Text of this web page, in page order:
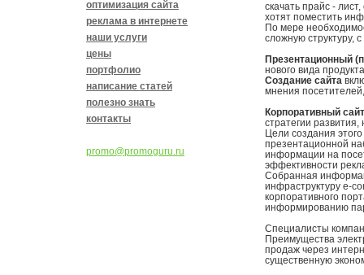
оптимизация сайта
реклама в интернете
наши услуги
цены
портфолио
написание статей
полезно знать
контакты
promo@promoguru.ru
скачать прайс -
хотят поместить
По мере
сложную структуру,
Презентационный
нового вида
Создание сайта
мнения
Корпоративный сайт
стратегии
Цели создания
презентационной
информации на
эффективности
Собранная
инфраструктуру e-
корпоративного
информированию
Специалисты
Преимущества
продаж через
существенную